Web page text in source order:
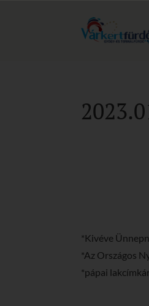
*Kivéve
*Az Országos
*pápai